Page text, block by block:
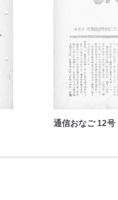
通信おなご 12号